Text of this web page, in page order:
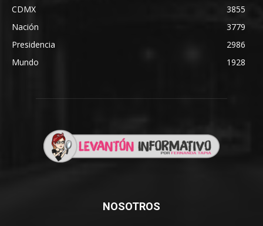
CDMX
3855
Nación
3779
Presidencia
2986
Mundo
1928
NOSOTROS